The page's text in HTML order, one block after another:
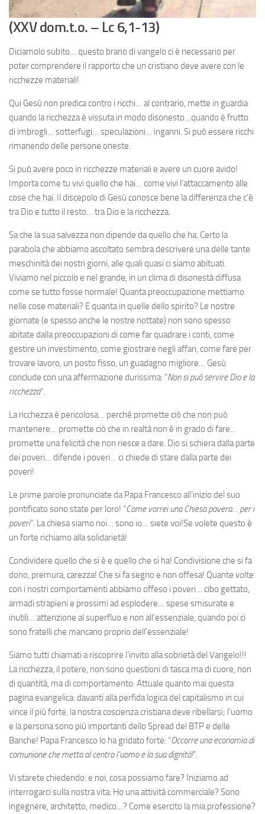
(XXV dom.t.o. – Lc 6,1-13)
Diciamolo subito… questo brano di vangelo ci è necessario per
poter comprendere il rapporto che un cristiano deve avere con le
ricchezze materiali!
Qui Gesù non predica contro i ricchi… al contrario, mette in guardia
quando la ricchezza è vissuta in modo disonesto…quando è frutto
di imbrogli… sotterfugi… speculazioni… inganni. Si può essere ricchi
rimanendo delle persone oneste.
Si può avere poco in ricchezze materiali e avere un cuore avido!
Importa come tu vivi quello che hai… come vivi l’attaccamento alle
cose che hai. Il discepolo di Gesù conosce bene la differenza che c’è
tra Dio e tutto il resto… tra Dio e la ricchezza.
Sa che la sua salvezza non dipende da quello che ha. Certo la
parabola che abbiamo ascoltato sembra descrivere una delle tante
meschinità dei nostri giorni, alle quali quasi ci siamo abituati.
Viviamo nel piccolo e nel grande, in un clima di disonestà diffusa
come se tutto fosse normale! Quanta preoccupazione mettiamo
nelle cose materiali? E quanta in quelle dello spirito? Le nostre
giornate (e spesso anche le nostre nottate) non sono spesso
abitate dalla preoccupazioni di come far quadrare i conti, come
gestire un investimento, come giostrare negli affari, come fare per
trovare lavoro, un posto fisso, un guadagno migliore… Gesù
conclude con una affermazione durissima: “Non si può servire Dio e la
ricchezza”.
La ricchezza è pericolosa… perché promette ciò che non può
mantenere… promette ciò che in realtà non è in grado di fare…
promette una felicità che non riesce a dare. Dio si schiera dalla parte
dei poveri… difende i poveri… ci chiede di stare dalla parte dei
poveri!
Le prime parole pronunciate da Papa Francesco all’inizio del suo
pontificato sono state per loro! “Come vorrei una Chiesa povera… per i
poveri”. La chiesa siamo noi… sono io… siete voi!Se volete questo è
un forte richiamo alla solidarietà!
Condividere quello che si è e quello che si ha! Condivisione che si fa
dono, premura, carezza! Che si fa segno e non offesa! Quante volte
con i nostri comportamenti abbiamo offeso i poveri… cibo gettato,
armadi strapieni e prossimi ad esplodere… spese smisurate e
inutili… attenzione al superfluo e non all’essenziale, quando poi ci
sono fratelli che mancano proprio dell’essenziale!
Siamo tutti chiamati a riscoprire l’invito alla sobrietà del Vangelo!!!
La ricchezza, il potere, non sono questioni di tasca ma di cuore, non
di quantità, ma di comportamento. Attuale quanto mai questa
pagina evangelica: davanti alla perfida logica del capitalismo in cui
vince il più forte, la nostra coscienza cristiana deve ribellarsi; l’uomo
e la persona sono più importanti dello Spread del BTP e delle
Banche! Papa Francesco lo ha gridato forte: “Occorre una economia di
comunione che metta al centro l’uomo e la sua dignità!”.
Vi starete chiedendo: e noi, cosa possiamo fare? Iniziamo ad
interrogarci sulla nostra vita: Ho una attività commerciale? Sono
ingegnere, architetto, medico…? Come esercito la mia professione?